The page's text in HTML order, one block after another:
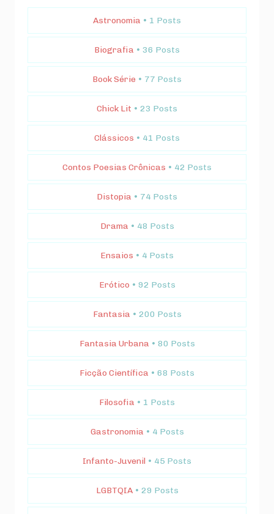
Astronomia • 1 Posts
Biografia • 36 Posts
Book Série • 77 Posts
Chick Lit • 23 Posts
Clássicos • 41 Posts
Contos Poesias Crônicas • 42 Posts
Distopia • 74 Posts
Drama • 48 Posts
Ensaios • 4 Posts
Erótico • 92 Posts
Fantasia • 200 Posts
Fantasia Urbana • 80 Posts
Ficção Científica • 68 Posts
Filosofia • 1 Posts
Gastronomia • 4 Posts
Infanto-Juvenil • 45 Posts
LGBTQIA • 29 Posts